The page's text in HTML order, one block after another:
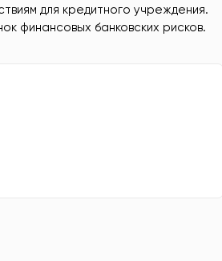
для кредитного учреждения.
финансовых банковских рисков.